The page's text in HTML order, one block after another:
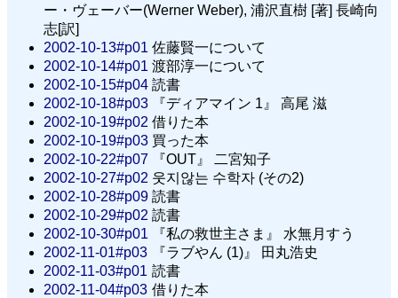
ー・ヴェーバー(Werner Weber), 浦沢直樹 [著] 長崎向
志[訳]
2002-10-13#p01 佐藤賢一について
2002-10-14#p01 渡部淳一について
2002-10-15#p04 読書
2002-10-18#p03 『ディアマイン 1』 高尾 滋
2002-10-19#p02 借りた本
2002-10-19#p03 買った本
2002-10-22#p07 『OUT』 二宮知子
2002-10-27#p02 웃지않는 수학자 (その2)
2002-10-28#p09 読書
2002-10-29#p02 読書
2002-10-30#p01 『私の救世主さま』 水無月すう
2002-11-01#p03 『ラブやん (1)』 田丸浩史
2002-11-03#p01 読書
2002-11-04#p03 借りた本